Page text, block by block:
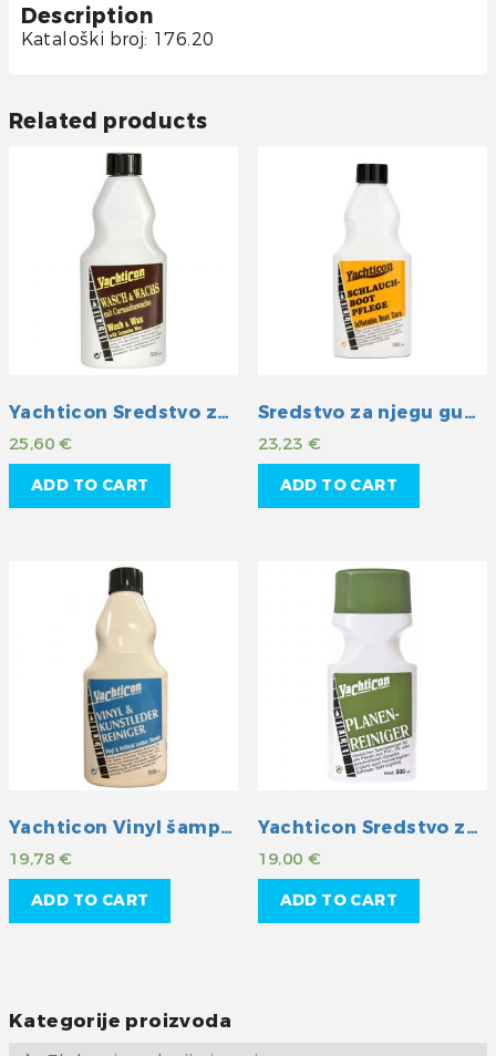
Description
Kataloški broj: 176.20
Related products
Yachticon Sredstvo za čišćenje i pranje sa zaštitom
25,60€
ADD TO CART
Sredstvo za njegu gumenih čamaca
23,23€
ADD TO CART
Yachticon Vinyl šampon
19,78€
ADD TO CART
Yachticon Sredstvo za čišćenje cerada
19,00€
ADD TO CART
Kategorije proizvoda